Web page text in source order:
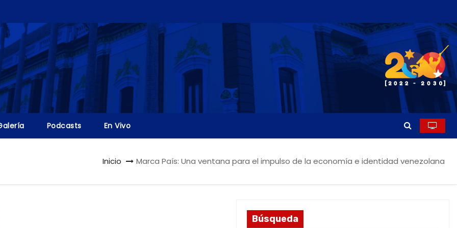
Podcasts En Vivo
Inicio Marca País: Una ventana para el impulso de la economía e identidad venezolana
Búsqueda